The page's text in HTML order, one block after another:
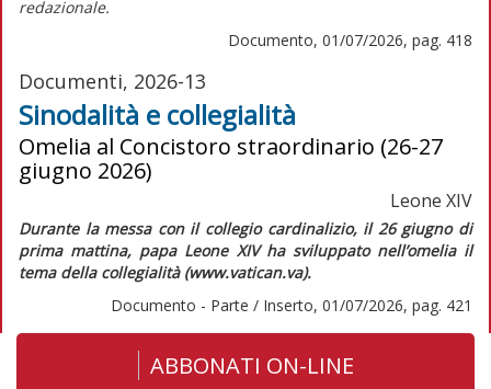
redazionale.
Documento, 01/07/2026, pag. 418
Documenti, 2026-13
Sinodalità e collegialità
Omelia al Concistoro straordinario (26-27
giugno 2026)
Leone XIV
Durante la messa con il collegio cardinalizio, il 26 giugno di
prima mattina, papa Leone XIV ha sviluppato nell’omelia il
tema della collegialità (www.vatican.va).
Documento - Parte / Inserto, 01/07/2026, pag. 421
ABBONATI ON-LINE